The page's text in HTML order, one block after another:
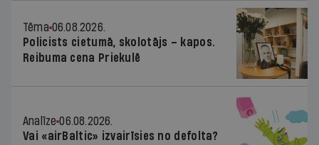
Tēma 06.08.2026.
Policists cietumā, skolotājs – kapos.
Reibuma cena Priekulē
Analīze 06.08.2026.
Vai «airBaltic» izvairīsies no defolta?